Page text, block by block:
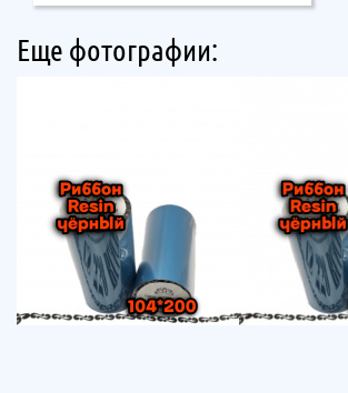
Еще фотографии: